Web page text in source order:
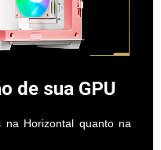
de sua GPU
na Horizontal quanto na